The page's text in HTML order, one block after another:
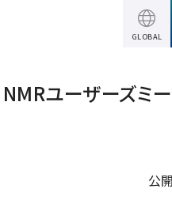
GLOBAL
ユーザーズミ
公